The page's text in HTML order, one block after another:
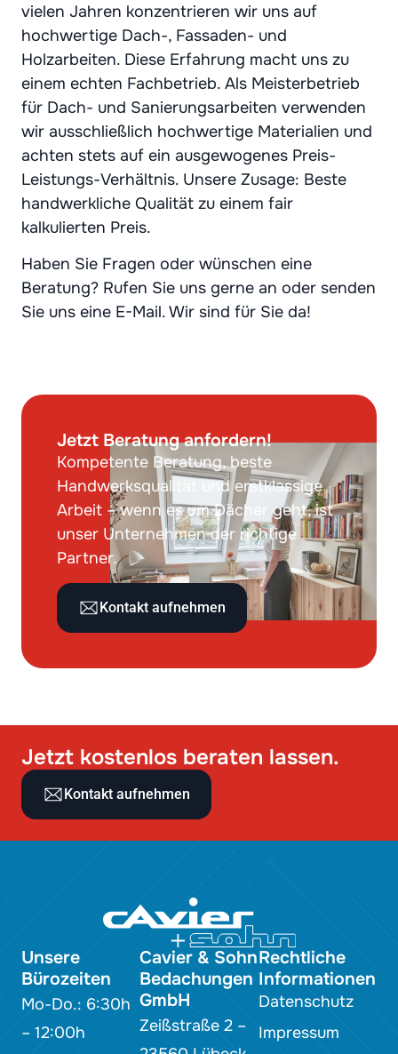
vielen Jahren konzentrieren wir uns auf
hochwertige Dach-, Fassaden- und
Holzarbeiten. Diese Erfahrung macht uns zu
einem echten Fachbetrieb. Als Meisterbetrieb
für Dach- und Sanierungsarbeiten verwenden
wir ausschließlich hochwertige Materialien und
achten stets auf ein ausgewogenes Preis-
Leistungs-Verhältnis. Unsere Zusage: Beste
handwerkliche Qualität zu einem fair
kalkulierten Preis.
Haben Sie Fragen oder wünschen eine
Beratung? Rufen Sie uns gerne an oder senden
Sie uns eine E-Mail. Wir sind für Sie da!
Jetzt Beratung anfordern!
Kompetente Beratung, beste
Handwerksqualität und erstklassige
Arbeit – wenn es um Dächer geht, ist
unser Unternehmen der richtige
Partner.
Kontakt aufnehmen
Jetzt kostenlos beraten lassen.
Kontakt aufnehmen
Unsere
Bürozeiten
Mo-Do.: 6:30h
– 12:00h
Cavier & Sohn
Bedachungen
GmbH
Zeißstraße 2 –
Rechtliche
Informationen
Datenschutz
Impressum